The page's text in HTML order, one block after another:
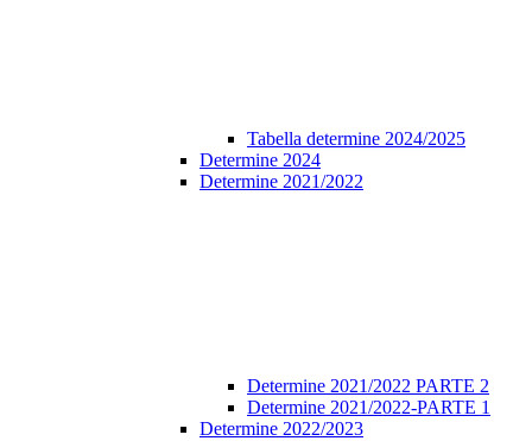
Tabella determine 2024/2025
Determine 2024
Determine 2021/2022
Determine 2021/2022 PARTE 2
Determine 2021/2022-PARTE 1
Determine 2022/2023